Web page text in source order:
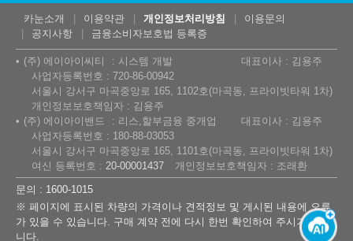
카눈소개 이용약관 개인정보처리방침
이용문의
공지사항
금융소비자보호법 등록증
(주) 에이아이씨티 시스템 개발
대표이사 : 김용주
사업자등록번호 : 720-86-00942
서울시 강서구 마곡중앙로 165, 1102호(마곡동, 프라이빗타워 1차)
개인정보보호책임자 : 김용주
(주) 에이아이밴드
리스,할부금융 중개업
대표이사 : 김용주
사업자등록번호 : 180-88-03053
서울시 강서구 마곡중앙로 165, 1101호(마곡동, 프라이빗타워 1차)
여신 등록번호 : 20-00001437
개인정보보호책임자 : 조래환
문의 : 1600-1015
※ 페이지에 표시된 차량의 가격이나 견적정보 및 게시된 내용에 오류
가 있을 수 있습니다. 구매 계약 전에 다시 한번 확인하여 주시기 바랍
니다.